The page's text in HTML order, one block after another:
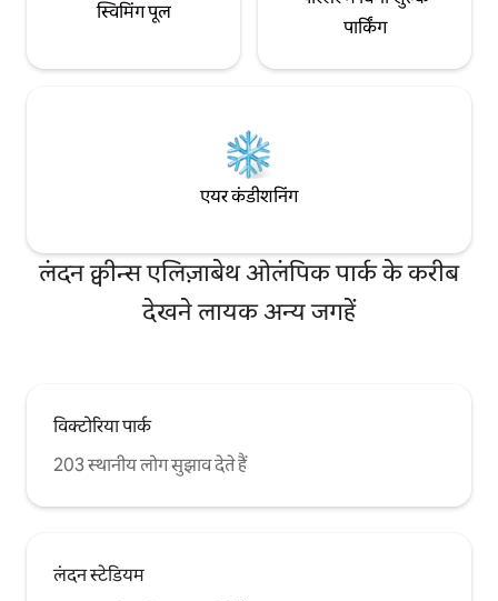
स्विमिंग पूल
पार्किंग
एयर कंडीशनिंग
लंदन क्वीन्स एलिज़ाबेथ ओलंपिक पार्क के करीब
देखने लायक अन्य जगहें
विक्टोरिया पार्क
203 स्थानीय लोग सुझाव देते हैं
लंदन स्टेडियम